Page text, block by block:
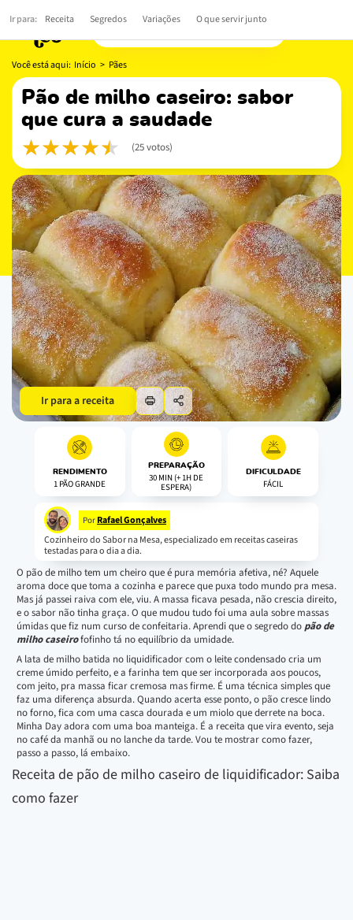
Você está aqui: Início > Pães
pão de milho caseiro: sabor
que cura a saudade
(25 votos)
Ir para a receita
RENDIMENTO
1 PÃO GRANDE
PREPARAÇÃO
30 MIN (+ 1H DE
ESPERA)
DIFICULDADE
FÁCIL
Por Rafael Gonçalves
Cozinheiro do Sabor na Mesa, especializado em receitas caseiras
testadas para o dia a dia.
O pão de milho tem um cheiro que é pura memória afetiva, né? Aquele
aroma doce que toma a cozinha e parece que puxa todo mundo pra mesa.
Mas já passei raiva com ele, viu. A massa ficava pesada, não crescia direito,
e o sabor não tinha graça. O que mudou tudo foi uma aula sobre massas
úmidas que fiz num curso de confeitaria. Aprendi que o segredo dopão de
milho caseirofofinho tá no equilíbrio da umidade.
A lata de milho batida no liquidificador com o leite condensado cria um
creme úmido perfeito, e a farinha tem que ser incorporada aos poucos,
com jeito, pra massa ficar cremosa mas firme. É uma técnica simples que
faz uma diferença absurda. Quando acerta esse ponto, o pão cresce lindo
no forno, fica com uma casca dourada e um miolo que derrete na boca.
Minha Day adora com uma boa manteiga. É a receita que vira evento, seja
no café da manhã ou no lanche da tarde. Vou te mostrar como fazer,
passo a passo, lá embaixo.
Receita de pão de milho caseiro de liquidificador: Saiba
como fazer
Ir para: Receita Segredos Variações O que servir junto